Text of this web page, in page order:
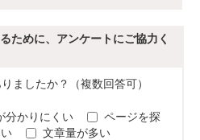
ために、アンケートにご協力く
ましたか？（複数回答可）
分かりにくい
ページを探
文章量が多い